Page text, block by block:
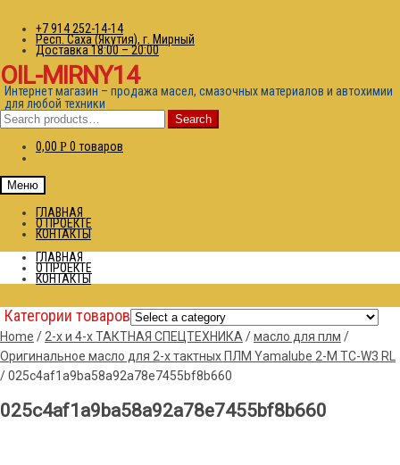
+7 914 252-14-14
Респ. Саха (Якутия), г. Мирный
Доставка 18:00 – 20:00
OIL-MIRNY14
Интернет магазин – продажа масел, смазочных материалов и автохимии
для любой техники
Search
for: Search
0,00 Р 0 товаров
Меню
ГЛАВНАЯ
О ПРОЕКТЕ
КОНТАКТЫ
ГЛАВНАЯ
О ПРОЕКТЕ
КОНТАКТЫ
Категории товаров
Home / 2-х и 4-х ТАКТНАЯ СПЕЦТЕХНИКА /масло для плм /
Оригинальное масло для 2-х тактных ПЛМ Yamalube 2-M TC-W3 RL
/025c4af1a9ba58a92a78e7455bf8b660
025c4af1a9ba58a92a78e7455bf8b660